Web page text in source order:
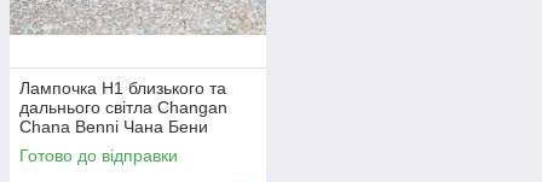
Лампочка Н1 близького та
дальнього світла Changan
Chana Benni Чана Бени
Бенни Бенні Бені
Готово до відправки